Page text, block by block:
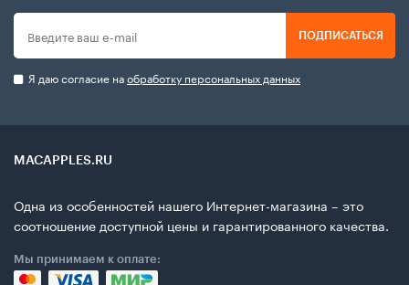
ПОДПИСАТЬСЯ
Я даю согласие наобработку персональных данных
MACAPPLES.RU
Одна из особенностей нашего Интернет-магазина – это
соотношение доступной цены и гарантированного качества.
Мы принимаем к оплате: